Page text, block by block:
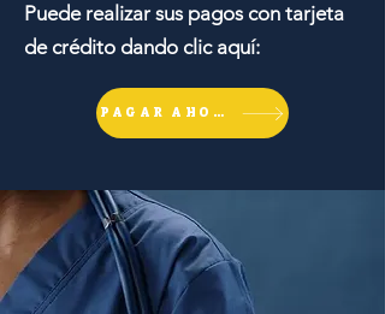
Puede realizar sus pagos con tarjeta
de crédito dando clic aquí:
PAGAR AHORA